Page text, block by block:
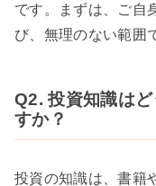
です。まずは、ご自
び、無理のない範囲
Q2. 投資知識は
すか？
投資の知識は、書籍